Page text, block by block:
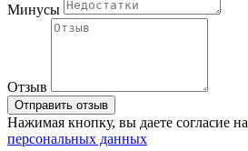
Минусы
Отзыв
Отправить отзыв
Нажимая кнопку, вы даете согласие на
персональных данных